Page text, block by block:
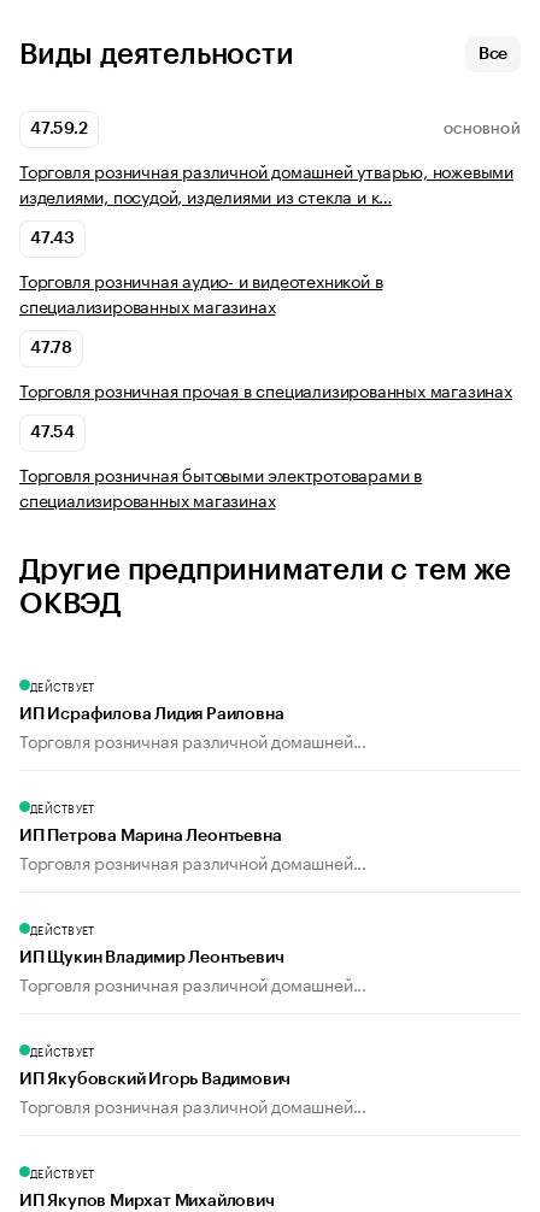
Виды деятельности Все
47.59.2 ОСНОВНОЙ
Торговля розничная различной домашней утварью, ножевыми
изделиями, посудой, изделиями из стекла и к…
47.43
Торговля розничная аудио- и видеотехникой в
специализированных магазинах
47.78
Торговля розничная прочая в специализированных магазинах
47.54
Торговля розничная бытовыми электротоварами в
специализированных магазинах
Другие предприниматели с тем же
ОКВЭД
ДЕЙСТВУЕТ
ИП Исрафилова Лидия Раиловна
Торговля розничная различной домашней...
ДЕЙСТВУЕТ
ИП Петрова Марина Леонтьевна
Торговля розничная различной домашней...
ДЕЙСТВУЕТ
ИП Щукин Владимир Леонтьевич
Торговля розничная различной домашней...
ДЕЙСТВУЕТ
ИП Якубовский Игорь Вадимович
Торговля розничная различной домашней...
ДЕЙСТВУЕТ
ИП Якупов Мирхат Михайлович